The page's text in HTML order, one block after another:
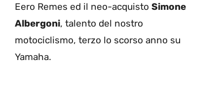
Eero Remes ed il neo-acquisto Simone
Albergoni, talento del nostro
motociclismo, terzo lo scorso anno su
Yamaha.